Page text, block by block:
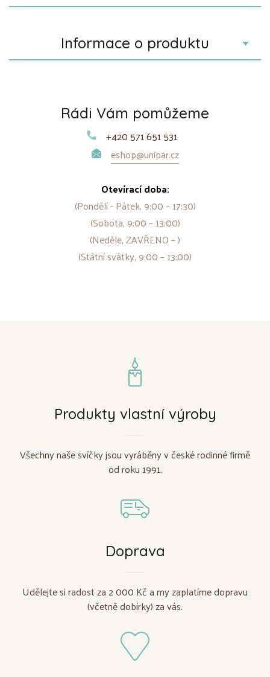
Informace o produktu
Rádi Vám pomůžeme
+420 571 651 531
eshop@unipar.cz
Otevírací doba:
(Pondělí - Pátek, 9:00 – 17:30)
(Sobota, 9:00 – 13:00)
(Neděle, ZAVŘENO – )
(Státní svátky, 9:00 – 13:00)
Produkty vlastní výroby
Všechny naše svíčky jsou vyráběny v české rodinné firmě
od roku 1991.
Doprava
Udělejte si radost za 2 000 Kč a my zaplatíme dopravu
(včetně dobírky) za vás.